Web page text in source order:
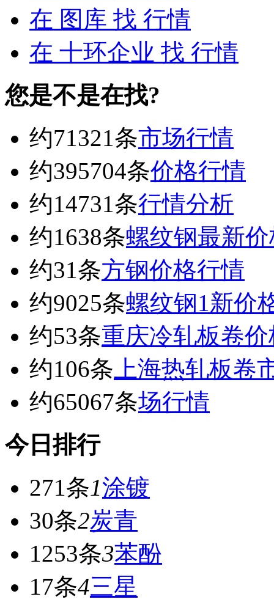
在 图库 找 行情
在 十环企业 找 行情
您是不是在找?
约71321条市场行情
约395704条价格行情
约14731条行情分析
约1638条螺纹钢最新
约31条方钢价格行情
约9025条螺纹钢1新价
约53条重庆冷轧板卷
约106条 上海热轧板卷
约65067条场行情
今日排行
271条1涂镀
30条2炭青
1253条3苯酚
17条4三星